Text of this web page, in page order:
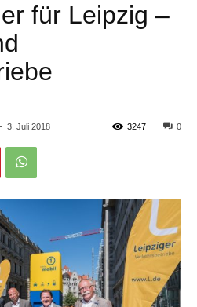
für Leipzig –
- 3. Juli 2018 0
3247